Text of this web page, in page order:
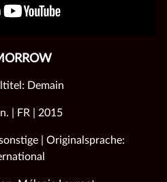
Demain
| FR | 2015
| Originalsprache: